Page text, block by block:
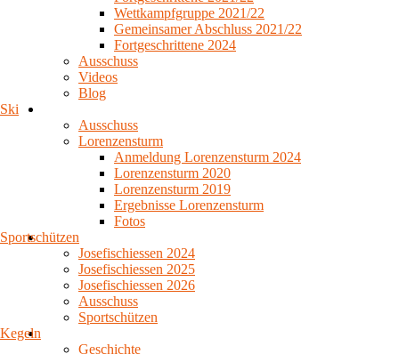
Wettkampfgruppe 2021/22
Gemeinsamer Abschluss 2021/22
Fortgeschrittene 2024
Ausschuss
Videos
Blog
Ski
Ausschuss
Lorenzensturm
Anmeldung Lorenzensturm 2024
Lorenzensturm 2020
Lorenzensturm 2019
Ergebnisse Lorenzensturm
Fotos
Sportschützen
Josefischiessen 2024
Josefischiessen 2025
Josefischiessen 2026
Ausschuss
Sportschützen
Kegeln
Geschichte